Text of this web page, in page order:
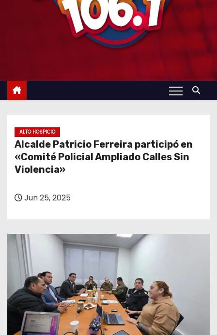
ALTO HOSPICIO
Alcalde Patricio Ferreira participó en
«Comité Policial Ampliado Calles Sin
Violencia»
Jun 25, 2025